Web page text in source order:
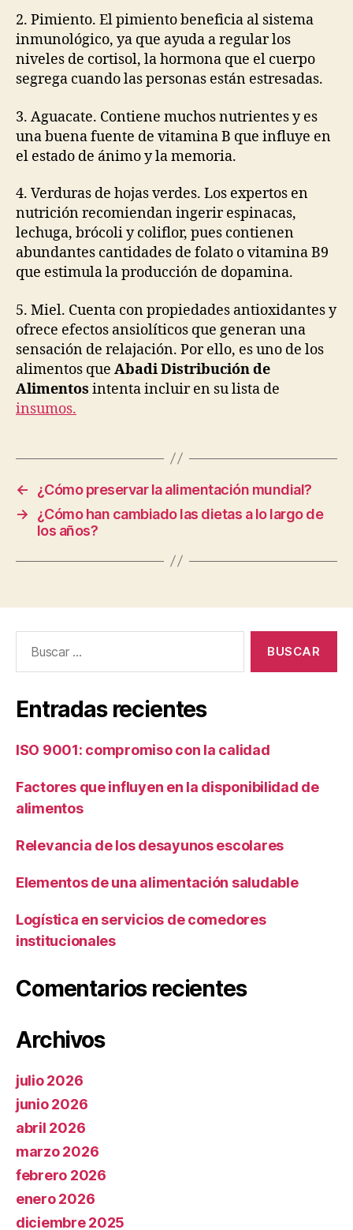
2. Pimiento. El pimiento beneficia al sistema
inmunológico, ya que ayuda a regular los
niveles de cortisol, la hormona que el cuerpo
segrega cuando las personas están estresadas.
3. Aguacate. Contiene muchos nutrientes y es
una buena fuente de vitamina B que influye en
el estado de ánimo y la memoria.
4. Verduras de hojas verdes. Los expertos en
nutrición recomiendan ingerir espinacas,
lechuga, brócoli y coliflor, pues contienen
abundantes cantidades de folato o vitamina B9
que estimula la producción de dopamina.
5. Miel. Cuenta con propiedades antioxidantes y
ofrece efectos ansiolíticos que generan una
sensación de relajación. Por ello, es uno de los
alimentos que Abadi Distribución de
Alimentos intenta incluir en su lista de
insumos.
←
¿Cómo preservar la alimentación mundial?
→
¿Cómo han cambiado las dietas a lo largo de
los años?
Entradas recientes
ISO 9001: compromiso con la calidad
Factores que influyen en la disponibilidad de
alimentos
Relevancia de los desayunos escolares
Elementos de una alimentación saludable
Logística en servicios de comedores
institucionales
Comentarios recientes
Archivos
julio 2026
junio 2026
abril 2026
marzo 2026
febrero 2026
enero 2026
diciembre 2025